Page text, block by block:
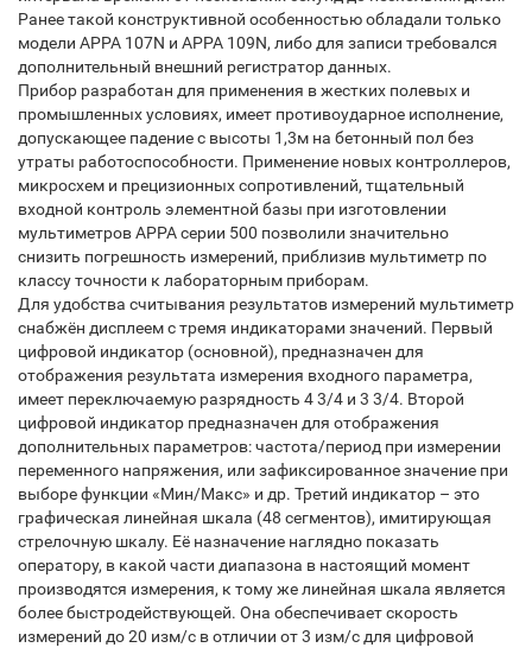
Ранее такой конструктивной особенностью обладали только
модели АРРА 107N и APPA 109N, либо для записи требовался
дополнительный внешний регистратор данных.
Прибор разработан для применения в жестких полевых и
промышленных условиях, имеет противоударное исполнение,
допускающее падение с высоты 1,3м на бетонный пол без
утраты работоспособности. Применение новых контроллеров,
микросхем и прецизионных сопротивлений, тщательный
входной контроль элементной базы при изготовлении
мультиметров АРРА серии 500 позволили значительно
снизить погрешность измерений, приблизив мультиметр по
классу точности к лабораторным приборам.
Для удобства считывания результатов измерений мультиметр
снабжён дисплеем с тремя индикаторами значений. Первый
цифровой индикатор (основной), предназначен для
отображения результата измерения входного параметра,
имеет переключаемую разрядность 4 3/4 и 3 3/4. Второй
цифровой индикатор предназначен для отображения
дополнительных параметров: частота/период при измерении
переменного напряжения, или зафиксированное значение при
выборе функции «Мин/Макс» и др. Третий индикатор – это
графическая линейная шкала (48 сегментов), имитирующая
стрелочную шкалу. Её назначение наглядно показать
оператору, в какой части диапазона в настоящий момент
производятся измерения, к тому же линейная шкала является
более быстродействующей. Она обеспечивает скорость
измерений до 20 изм/с в отличии от 3 изм/с для цифровой